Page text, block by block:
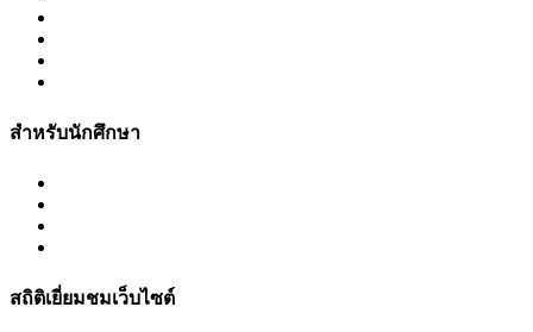
สำหรับนักศึกษา
สถิติเยี่ยมชมเว็บไซต์